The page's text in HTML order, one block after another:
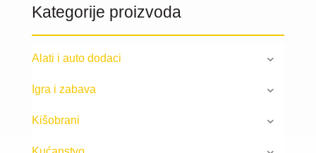
Kategorije proizvoda
Alati i auto dodaci
Igra i zabava
Kišobrani